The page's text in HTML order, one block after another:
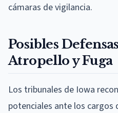
cámaras de vigilancia.
Posibles
Atropello y Fuga
Los tribunales de Iowa
potenciales ante los cargos